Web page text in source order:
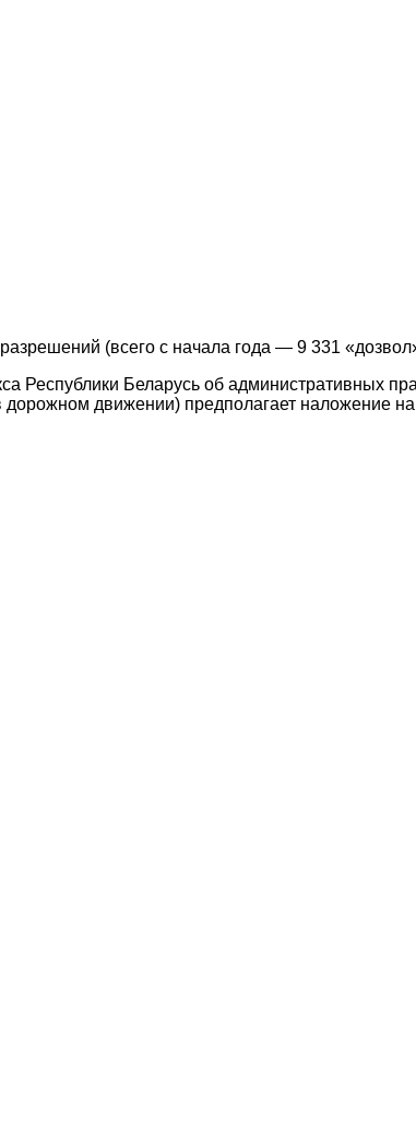
(всего с начала года — 9 331
Республики Беларусь об административных
дорожном движении) предполагает наложение